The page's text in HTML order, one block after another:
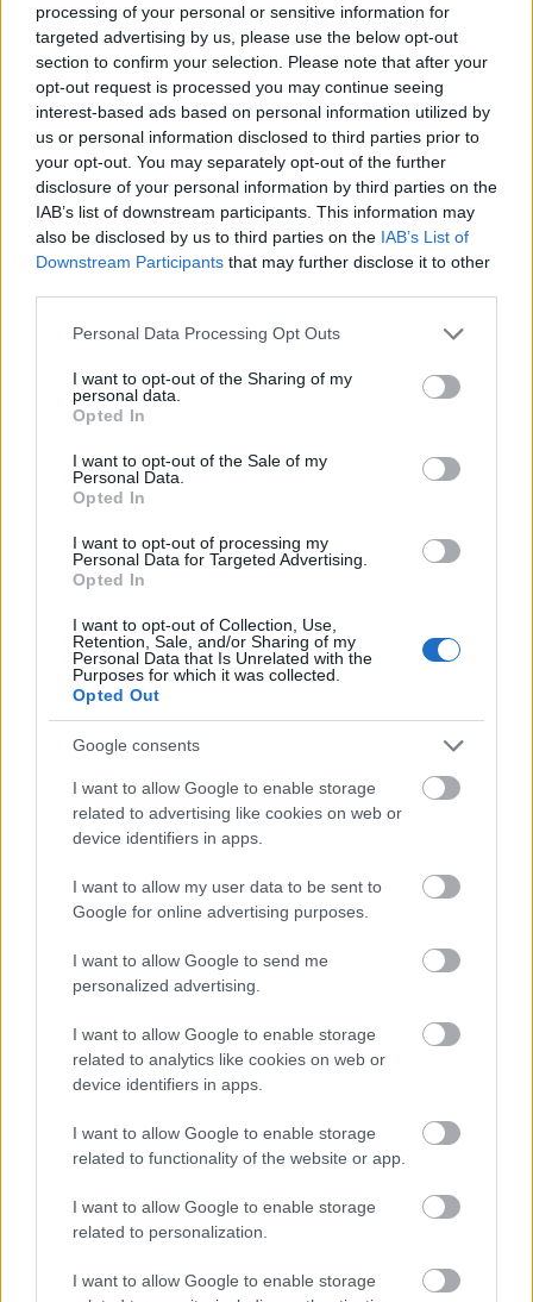
processing of your personal or sensitive information for
targeted advertising by us, please use the below opt-out
section to confirm your selection. Please note that after your
opt-out request is processed you may continue seeing
interest-based ads based on personal information utilized by
us or personal information disclosed to third parties prior to
your opt-out. You may separately opt-out of the further
disclosure of your personal information by third parties on the
IAB’s list of downstream participants. This information may
also be disclosed by us to third parties on the IAB’s List of
Downstream Participants that may further disclose it to other
Please note that this website/app uses one or more Google
not limited to your visit or usage behaviour. You may click to
grant or deny consent to Google and its third-party tags to
use your data for below specified purposes in below Google
consent section.
Personal Data Processing Opt Outs
I want to opt-out of the Sharing of my
personal data.
Opted In
I want to opt-out of the Sale of my
Personal Data.
Opted In
I want to opt-out of processing my
Personal Data for Targeted Advertising.
Opted In
I want to opt-out of Collection, Use,
Retention, Sale, and/or Sharing of my
Personal Data that Is Unrelated with the
Purposes for which it was collected.
Opted Out
Google consents
I want to allow Google to enable storage
related to advertising like cookies on web or
device identifiers in apps.
I want to allow my user data to be sent to
Google for online advertising purposes.
I want to allow Google to send me
personalized advertising.
I want to allow Google to enable storage
related to analytics like cookies on web or
device identifiers in apps.
I want to allow Google to enable storage
related to functionality of the website or app.
I want to allow Google to enable storage
related to personalization.
I want to allow Google to enable storage
Illés Márton elmondta, hogy augusztus 14-én
Hamburgban, a Reinbek kastélyban lesz a
díjátadó egy koncert keretében, ahol
Hindemith-művet és saját szerzeményeit
játssza zongorán. A többi között a
Vonósnégyes, a Klarinét trió hangzik el a
július 12. és augusztus 31. között zajló zenei
fesztivál keretében.
Illés Márton Karlsruhéban, a német kortárs
zene központjában él és a zeneművészeti
főiskolán, ahol diplomázott, 2005 óta tanít
Zene Illés Márton
ELSTARTOLT A MŰVÉSZETEK VÖLGYE
AZ EMBERSÉG ÜNNEPE
ZÁRT A DOMBOS FEST
A bejegyzés trackback címe:
Kommentek: